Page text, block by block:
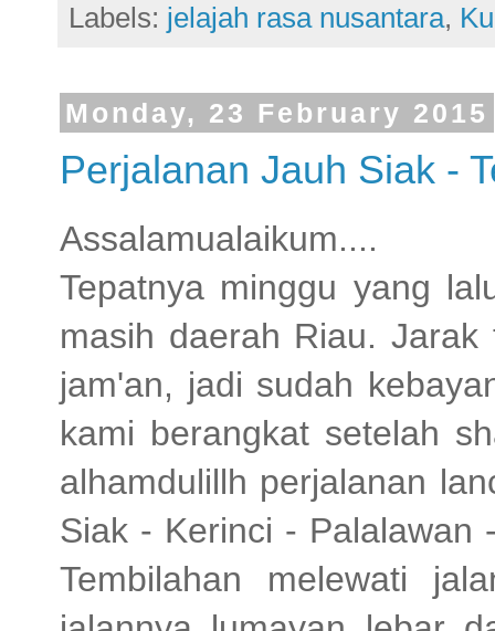
Labels: jelajah rasa nusantara,
Monday, 23 February 2015
Perjalanan Jauh Siak -
Assalamualaikum....
Tepatnya minggu yang
masih daerah Riau.
jam'an, jadi sudah
kami berangkat setelah
alhamdulillh perjalanan
Siak - Kerinci - Palalawan
Tembilahan melewati